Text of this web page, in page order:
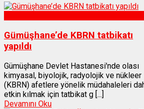
Gümüşhane’de KBRN tatbikatı
yapıldı
Gümüşhane Devlet Hastanesi'nde olası
kimyasal, biyolojik, radyolojik ve nükleer
(KBRN) afetlere yönelik müdahaleleri
etkin kılmak için tatbikat g [...]
Devamını Oku